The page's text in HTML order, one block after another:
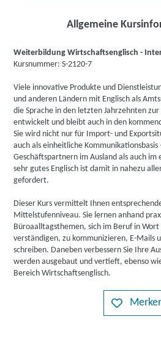
Allgemeine
Weiterbildung Wirtschaftsenglisch -
Kursnummer: S-2120-7
Viele innovative Produkte und
und anderen Ländern mit Englisch als
die Sprache in den letzten Jahrzehnten
entwickelt und bleibt auch in den
Sie wird nicht nur für Import- und
auch als einheitliche
Geschäftspartnern im Ausland als auch im
sehr gutes Englisch ist damit in nahezu
gefordert.
Dieser Kurs vermittelt Ihnen
Mittelstufenniveau. Sie lernen anhand
Büroaalltagsthemen, sich im Beruf in Wort
verständigen, zu kommunizieren, E-Mails
schreiben. Daneben verbessern Sie Ihre
werden ausgebaut und vertieft, ebenso
Bereich Wirtschaftsenglisch.